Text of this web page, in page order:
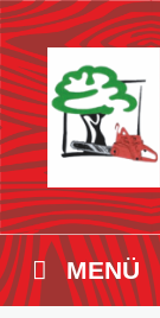
Zum
Inhalt
springen
MENÜ